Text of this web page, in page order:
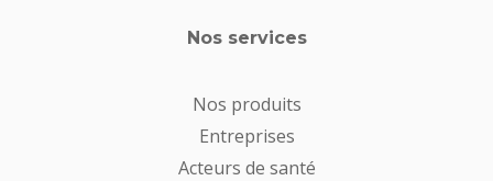
Nos services
Nos produits
Entreprises
Acteurs de santé